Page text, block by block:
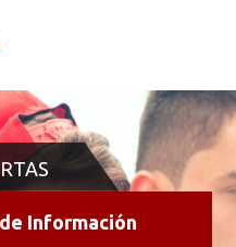
Información